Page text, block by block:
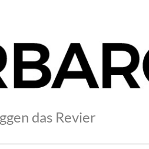
das Revier